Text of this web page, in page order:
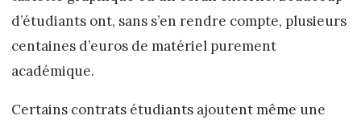
d’étudiants ont, sans s’en rendre compte, plusieurs
centaines d’euros de matériel purement
académique.
Certains contrats étudiants ajoutent même une